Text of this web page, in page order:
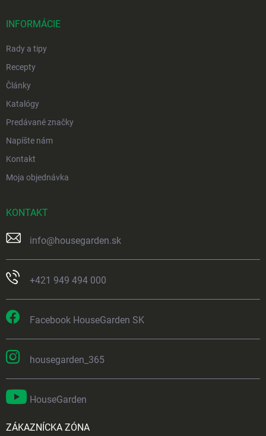
INFORMÁCIE
Rady a tipy
Recepty
Články
Katalógy
Predávané značky
Napíšte nám
Kontakt
Moja objednávka
KONTAKT
info@housegarden.sk
+421 949 494 000
Facebook HouseGarden SK
housegarden_365
HouseGarden
ZÁKAZNÍCKA ZÓNA